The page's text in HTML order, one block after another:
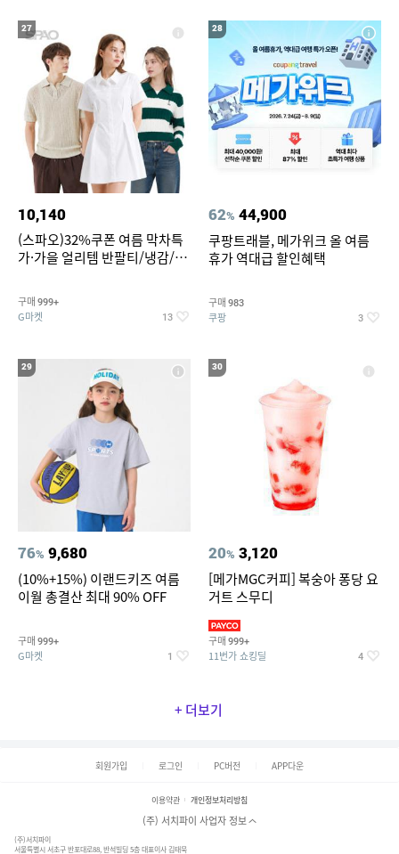
27
10,140
(스파오)32%쿠폰 여름 막차특
가·가을 얼리템 반팔티/냉감/반
건 외 ~74%OFF
구매 999+
G마켓 13
28
62% 44,900
쿠팡트래블, 메가위크 올 여름
휴가 역대급 할인혜택
구매 983
쿠팡 3
29
76% 9,680
(10%+15%) 이랜드키즈 여름
이월 총결산 최대 90% OFF
구매 999+
G마켓 1
30
20% 3,120
[메가MGC커피] 복숭아 퐁당 요
거트 스무디
구매 999+
11번가 쇼킹딜 4
+ 더보기
회원가입 로그인 PC버전 APP다운
이용약관 개인정보처리방침
(주) 서치파이 사업자 정보
(주)서치파이
서울특별시 서초구 반포대로88, 반석빌딩 5층 대표이사 김태묵